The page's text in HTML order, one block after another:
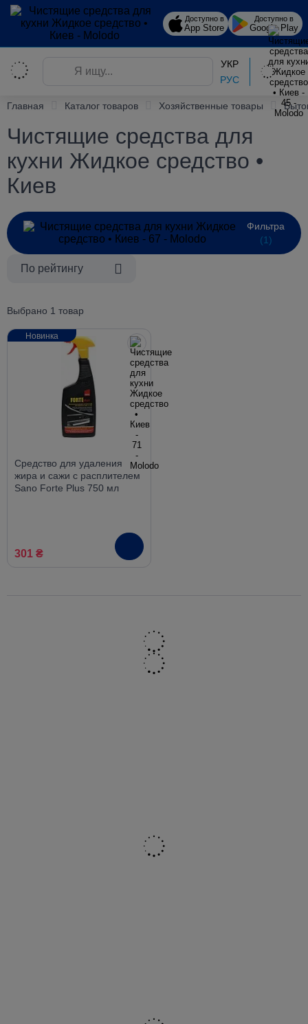
Доступно в
App Store
Доступно в
Google Play
УКР
РУС
Главная Каталог товаров Хозяйственные товары
Чистящие средства для
кухни Жидкое средство •
Киев
Фильтра
(1)
По рейтингу
Выбрано 1 товар
Средство для удаления
жира и сажи с расплителем
Sano Forte Plus 750 мл
301 ₴
Новинка